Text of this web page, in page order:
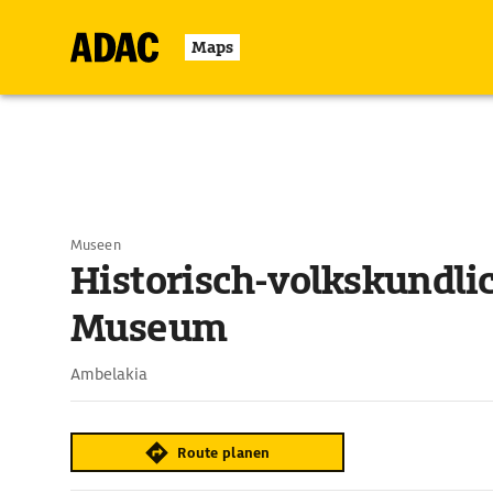
Maps
Museen
Historisch-
Museum
Ambelakia
Route planen